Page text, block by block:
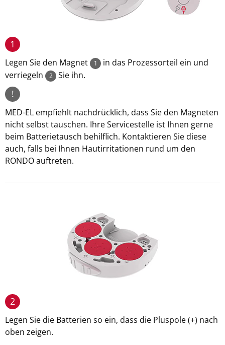
1
Legen Sie den Magnet 1
in das Prozessorteil ein und
verriegeln
2 Sie ihn.
!
MED-EL empfiehlt nachdrücklich, dass Sie den Magneten
nicht selbst tauschen. Ihre Servicestelle ist Ihnen gerne
beim Batterietausch behilflich. Kontaktieren Sie diese
auch, falls bei Ihnen Hautirritationen rund um den
RONDO auftreten.
2
Legen Sie die Batterien so ein, dass die Pluspole (+) nach
oben zeigen.